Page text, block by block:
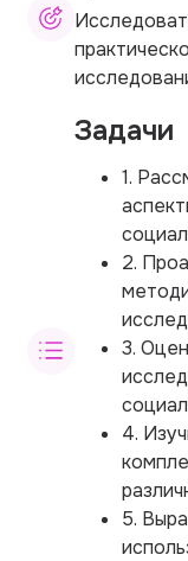
Задачи
1.
2.
3.
4.
5.